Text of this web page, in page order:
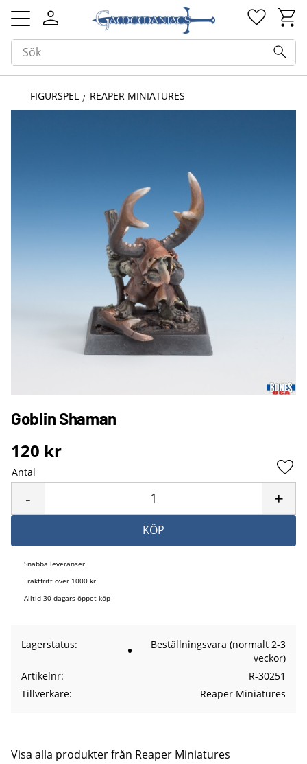
Meny
FIGURSPEL REAPER MINIATURES
Goblin Shaman
120 kr
Antal
+
-
KÖP
Snabba leveranser
Fraktfritt över 1000 kr
Alltid 30 dagars öppet köp
Lagerstatus
Beställningsvara (normalt 2-3
veckor)
Artikelnr
R-30251
Tillverkare
Reaper Miniatures
Visa alla produkter från Reaper Miniatures